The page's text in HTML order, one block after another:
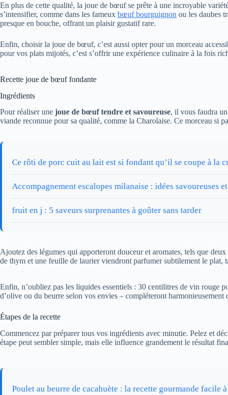
En plus de cette qualité, la joue de bœuf se prête à une incroyable
s’intensifier, comme dans les fameux bœuf bourguignon ou les daubes
presque en bouche, offrant un plaisir gustatif rare.
Enfin, choisir la joue de bœuf, c’est aussi opter pour un morceau
pour vos plats mijotés, c’est s’offrir une expérience culinaire à la fois
Recette joue de bœuf fondante
Ingrédients
Pour réaliser une joue de bœuf tendre et savoureuse, il vous faudra
viande reconnue pour sa qualité, comme la Charolaise. Ce morceau si
Ce rôti de porc cuit au lait est si fondant qu’il se coupe à la
Accompagnement escalopes milanaise : idées savoureuses
fruit en j : 5 saveurs surprenantes à goûter sans tarder
Ajoutez des légumes qui apporteront douceur et aromates, tels que
de thym et une feuille de laurier viendront parfumer subtilement le plat,
Enfin, n’oubliez pas les liquides essentiels : 30 centilitres de vin
d’olive ou du beurre selon vos envies – compléteront
Étapes de la recette
Commencez par préparer tous vos ingrédients avec minutie. Pelez et
étape peut sembler simple, mais elle influence grandement le résultat
Poulet au beurre de cacahuète : la recette gourmande facile